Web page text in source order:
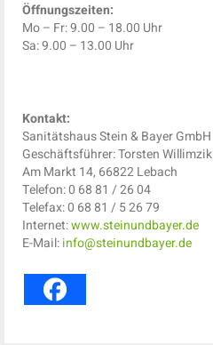
Öffnungszeiten:
Mo – Fr: 9.00 – 18.00 Uhr
Sa: 9.00 – 13.00 Uhr
Kontakt:
Sanitätshaus Stein & Bayer GmbH
Geschäftsführer: Torsten Willimzik
Am Markt 14, 66822 Lebach
Telefon: 0 68 81 / 26 04
Telefax: 0 68 81 / 5 26 79
Internet:www.steinundbayer.de
E-Mail:info@steinundbayer.de